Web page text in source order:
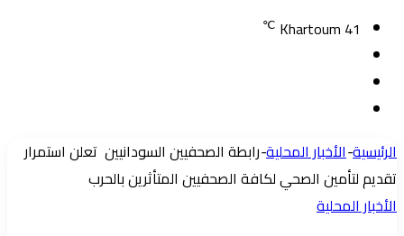
Khartoum 41
℃
جانبيالرئيسية-الأخبار المحلية-رابطة الصحفيين السودانيين تعلن استمرار
تقديم لتأمين الصحي لكافة الصحفيين المتأثرين بالحرب
الأخبار المحلية